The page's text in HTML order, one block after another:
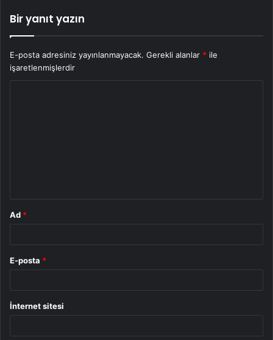
Bir yanıt yazın
E-posta adresiniz yayınlanmayacak. Gerekli alanlar * ile
işaretlenmişlerdir
Ad *
E-posta *
İnternet sitesi